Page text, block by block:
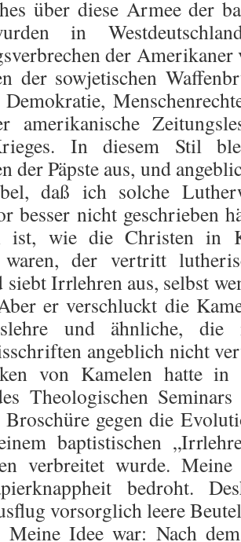
über diese Armee der
in
der Amerikaner
der sowjetischen
amerikanische
In diesem Stil
der Päpste aus, und
daß ich solche
besser nicht geschrieben
ist, wie die Christen in
der vertritt
siebt Irrlehren aus, selbst
er verschluckt die
und ähnliche,
angeblich nicht
von Kamelen hatte
Theologischen
Broschüre gegen die
baptistischen
verbreitet wurde.
bedroht.
vorsorglich leere
Meine Idee war: Nach